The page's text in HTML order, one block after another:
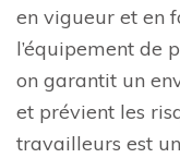
en vigueur et en
l’équipement de
on garantit un
et prévient les
travailleurs est